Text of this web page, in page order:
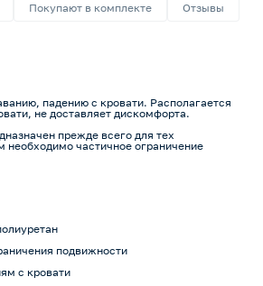
Покупают в комплекте Отзывы
падению с кровати. Располагается
не доставляет дискомфорта.
прежде всего для тех
необходимо частичное ограничение
подвижности
с кровати